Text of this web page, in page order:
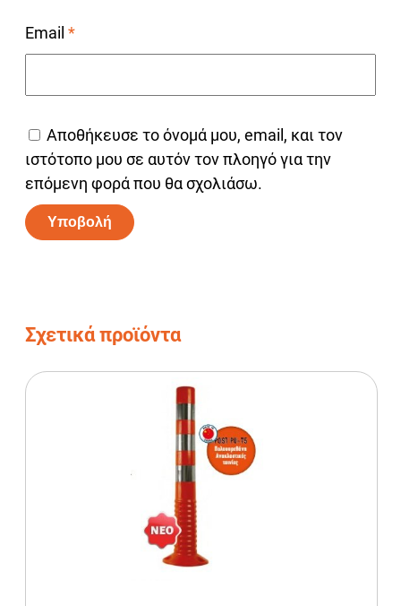
Email *
Αποθήκευσε το όνομά μου, email, και τον
ιστότοπο μου σε αυτόν τον πλοηγό για την
επόμενη φορά που θα σχολιάσω.
Σχετικά προϊόντα